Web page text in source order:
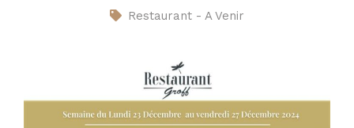
Restaurant - A Venir